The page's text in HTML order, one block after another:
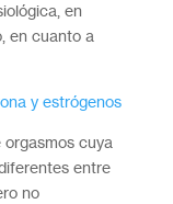
en
en cuanto a
y estrógenos
orgasmos cuya
entre
no